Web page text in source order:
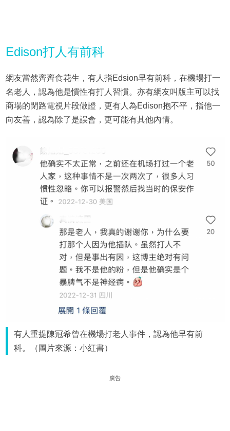
Edison打人有前科
網友當然齊齊食花生，有人指Edsion早有前科，在機場打一
名老人，認為他是慣性有打人習慣。亦有網友叫版主可以找
商場的閉路電視片段做證，更有人為Edison抱不平，指他一
向友善，認為除了是誤會，更可能有其他內情。
有人重提陳冠希曾在機場打老人事件，認為他早有前
科。（圖片來源：小紅書）
廣告